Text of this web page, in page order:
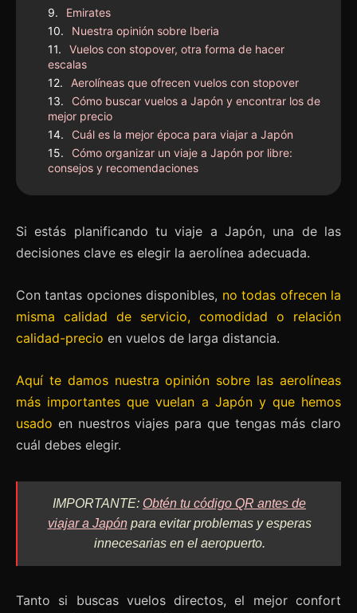
Emirates
Nuestra opinión sobre Iberia
Vuelos con stopover, otra forma de hacer
escalas
Aerolíneas que ofrecen vuelos con stopover
Cómo buscar vuelos a Japón y encontrar los de
mejor precio
Cuál es la mejor época para viajar a Japón
Cómo organizar un viaje a Japón por libre:
consejos y recomendaciones
Si estás planificando tu viaje a Japón, una de las
decisiones clave es elegir la aerolínea adecuada.
Con tantas opciones disponibles, no todas ofrecen la
misma calidad de servicio, comodidad o relación
calidad-precio en vuelos de larga distancia.
Aquí te damos nuestra opinión sobre las aerolíneas
más importantes que vuelan a Japón y que hemos
usado en nuestros viajes para que tengas más claro
cuál debes elegir.
IMPORTANTE: Obtén tu código QR antes de
viajar a Japónpara evitar problemas y esperas
innecesarias en el aeropuerto.
Tanto si buscas vuelos directos, el mejor confort